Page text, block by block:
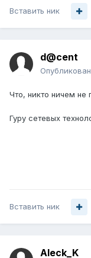
Вставить ник
d@cent
Что, никто ничем не
Гуру сетевых
Вставить ник
Aleck_K